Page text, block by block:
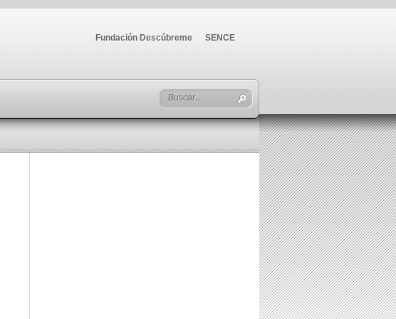
Fundación Descúbreme SENCE